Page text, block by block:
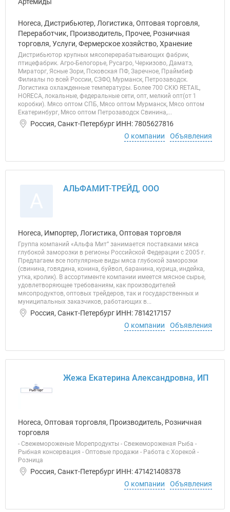
Horeca, Дистрибьютер, Логистика, Оптовая торговля,
Переработчик, Производитель, Прочее, Розничная
торговля, Услуги, Фермерское хозяйство, Хранение
Дистрибьютор крупных мясоперерабатывающих фабрик,
птицефабрик. Агро-Белогорье, Русагро, Черкизово, Даматэ,
Мираторг, Ясные Зори, Псковская ПФ, Заречное, Праймбиф
Филиалы по всей России, СЗФО, Мурманск, Петрозаводск.
Логистика охлажденные температуры. Более 700 СКЮ RETAIL,
HORECA, локальные, федеральные сети, опт, мелкий опт(от 1
коробки). Мясо оптом СПБ, Мясо оптом Мурманск, Мясо оптом
Екатеринбург, Мясо оптом Петрозаводск Свинина,...
Россия, Санкт-Петербург ИНН: 7805627816
О компании
Объявления
АЛЬФАМИТ-ТРЕЙД, ООО
Horeca, Импортер, Логистика, Оптовая торговля
Группа компаний «Альфа Мит” занимается поставками мяса
глубокой заморозки в регионы Российской Федерации с 2005 г.
Предлагаем все популярные виды мяса глубокой заморозки
(свинина, говядина, конина, буйвол, баранина, курица, индейка,
утка, кролик). В ассортименте компании имеется мясное сырье,
удовлетворяющее требованиям, как производителей
мясопродуктов, оптовых трейдеров, так и государственных и
муниципальных заказчиков, работающих в...
Россия, Санкт-Петербург ИНН: 7814217157
О компании
Объявления
Жежа Екатерина Александровна, ИП
Horeca, Оптовая торговля, Производитель, Розничная
торговля
- Свежемороженые Морепродукты - Свежемороженая Рыба -
Рыбная консервация - Оптовые продажи - Работа с Хорекой -
Розница
Россия, Санкт-Петербург ИНН: 471421408378
О компании
Объявления